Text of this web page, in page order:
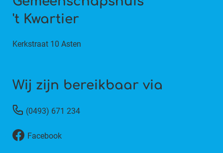
't Kwartier
Kerkstraat 10 Asten
Wij zijn bereikbaar via
(0493) 671 234
Facebook